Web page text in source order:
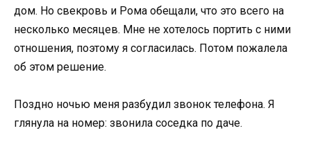
дом. Но свекровь и Рома обещали, что это всего на
несколько месяцев. Мне не хотелось портить с ними
отношения, поэтому я согласилась. Потом пожалела
об этом решение.
Поздно ночью меня разбудил звонок телефона. Я
глянула на номер: звонила соседка по даче.